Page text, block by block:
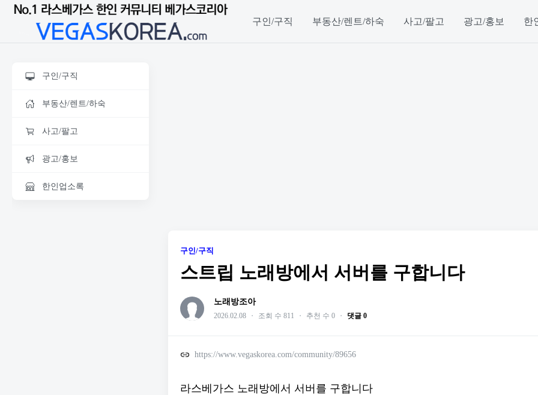
구인/구직 부동산/렌트/하숙 사고/팔고 광고/홍보 한
구인/구직
부동산/렌트/하숙
사고/팔고
광고/홍보
한인업소록
구인/구직
스트립 노래방에서 서버를 구합니다
노래방조아
2026.02.08 ・ 조회 수 811 ・ 추천 수 0 ・ 댓글 0
https://www.vegaskorea.com/community/89656
라스베가스 노래방에서 서버를 구합니다